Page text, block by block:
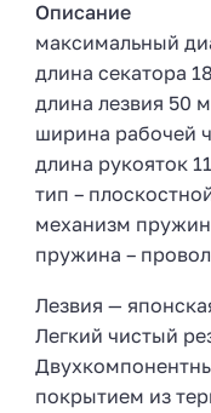
Описание
максимальный
длина секатора
длина лезвия 50
ширина рабочей
длина рукояток
тип –
механизм
пружина –
Лезвия —
Легкий чистый
покрытием из